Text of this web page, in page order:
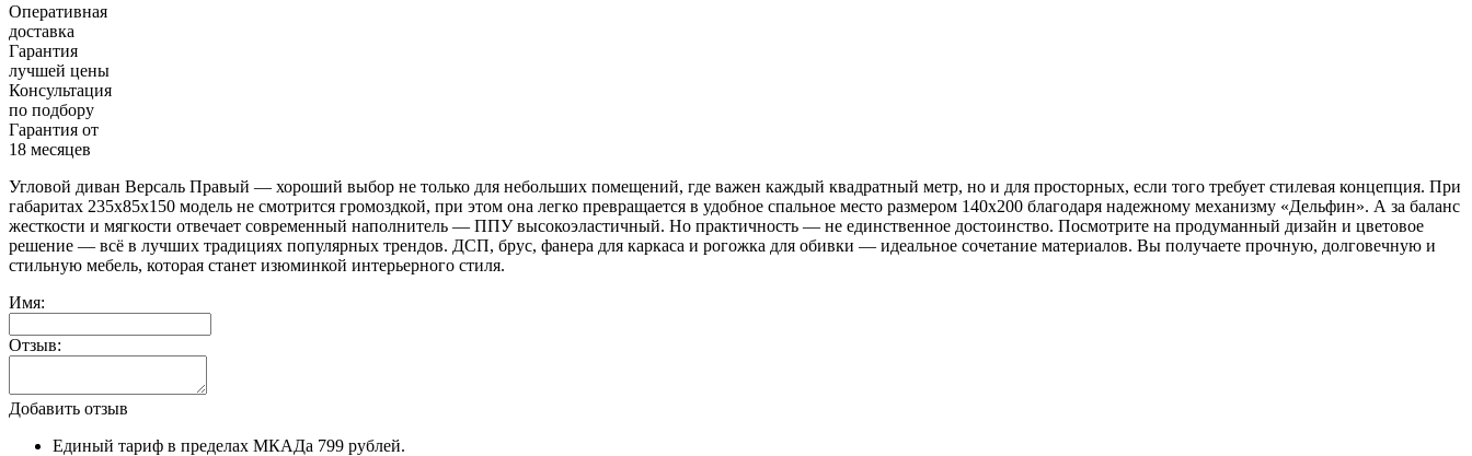
Оперативная
доставка
Гарантия
лучшей цены
Консультация
по подбору
Гарантия от
18 месяцев
Угловой диван Версаль Правый — хороший выбор не только для небольших помещений, где важен каждый квадратный метр, но и для просторных, если того требует стилевая концепция. При
габаритах 235х85х150 модель не смотрится громоздкой, при этом она легко превращается в удобное спальное место размером 140х200 благодаря надежному механизму «Дельфин». А за баланс
жесткости и мягкости отвечает современный наполнитель — ППУ высокоэластичный. Но практичность — не единственное достоинство. Посмотрите на продуманный дизайн и цветовое
решение — всё в лучших традициях популярных трендов. ДСП, брус, фанера для каркаса и рогожка для обивки — идеальное сочетание материалов. Вы получаете прочную, долговечную и
стильную мебель, которая станет изюминкой интерьерного стиля.
Имя:
Отзыв:
Добавить отзыв
Единый тариф в пределах МКАДа 799 рублей.